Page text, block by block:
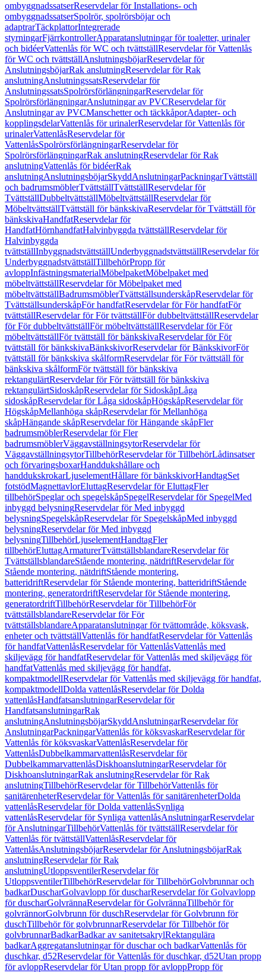
ombyggnadssatserReservdelar för Installations- och
ombyggnadssatserSpolrör, spolrörsböjar och
adaptrarTäckplattorIntegrerade
styrningarFjärrkontrollerApparatanslutningar för toaletter, urinaler
och bidéerVattenlås för WC och tvättställReservdelar för Vattenlås
för WC och tvättställAnslutningsböjarReservdelar för
AnslutningsböjarRak anslutningReservdelar för Rak
anslutningAnslutningssatsReservdelar för
AnslutningssatsSpolrörsförlängningarReservdelar för
SpolrörsförlängningarAnslutningar av PVCReservdelar för
Anslutningar av PVCManschetter och täckkåporAdapter- och
kopplingsdelarVattenlås för urinalerReservdelar för Vattenlås för
urinalerVattenlåsReservdelar för
VattenlåsSpolrörsförlängningarReservdelar för
SpolrörsförlängningarRak anslutningReservdelar för Rak
anslutningVattenlås för bidéerRak
anslutningAnslutningsböjarSkyddAnslutningarPackningarTvättställ
och badrumsmöblerTvättställTvättställReservdelar för
TvättställDubbeltvättställMöbeltvättställReservdelar för
MöbeltvättställTvättställ för bänkskivaReservdelar för Tvättställ för
bänkskivaHandfatReservdelar för
HandfatHörnhandfatHalvinbyggda tvättställReservdelar för
Halvinbyggda
tvättställInbyggnadstvättställUnderbyggnadstvättställReservdelar för
UnderbyggnadstvättställTillbehörPropp för
avloppInfästningsmaterialMöbelpaketMöbelpaket med
möbeltvättställReservdelar för Möbelpaket med
möbeltvättställBadrumsmöblerTvättställsunderskåpReservdelar för
TvättställsunderskåpFör handfatReservdelar för För handfatFör
tvättställReservdelar för För tvättställFör dubbeltvättställReservdelar
för För dubbeltvättställFör möbeltvättställReservdelar för För
möbeltvättställFör tvättställ för bänkskivaReservdelar för För
tvättställ för bänkskivaBänkskivorReservdelar för BänkskivorFör
tvättställ för bänkskiva skålformReservdelar för För tvättställ för
bänkskiva skålformFör tvättställ för bänkskiva
rektangulärtReservdelar för För tvättställ för bänkskiva
rektangulärtSidoskåpReservdelar för SidoskåpLåga
sidoskåpReservdelar för Låga sidoskåpHögskåpReservdelar för
HögskåpMellanhöga skåpReservdelar för Mellanhöga
skåpHängande skåpReservdelar för Hängande skåpFler
badrumsmöblerReservdelar för Fler
badrumsmöblerVäggavställningsytorReservdelar för
VäggavställningsytorTillbehörReservdelar för TillbehörLådinsatser
och förvaringsboxarHanddukshållare och
handdukskrokarLjuselementHållare för bänkskivorHandtagSet
fotstödMagnettavlorEluttagReservdelar för EluttagFler
tillbehörSpeglar och spegelskåpSpegelReservdelar för SpegelMed
inbyggd belysningReservdelar för Med inbyggd
belysningSpegelskåpReservdelar för SpegelskåpMed inbyggd
belysningReservdelar för Med inbyggd
belysningTillbehörLjuselementHandtagFler
tillbehörEluttagArmaturerTvättställsblandareReservdelar för
TvättställsblandareStående montering, nätdriftReservdelar för
Stående montering, nätdriftStående montering,
batteridriftReservdelar för Stående montering, batteridriftStående
montering, generatordriftReservdelar för Stående montering,
generatordriftTillbehörReservdelar för TillbehörFör
tvättställsblandareReservdelar för För
tvättställsblandareApparatanslutningar för tvättområde, köksvask,
enheter och tvättställVattenlås för handfatReservdelar för Vattenlås
för handfatVattenlåsReservdelar för VattenlåsVattenlås med
skiljevägg för handfatReservdelar för Vattenlås med skiljevägg för
handfatVattenlås med skiljevägg för handfat,
kompaktmodellReservdelar för Vattenlås med skiljevägg för handfat,
kompaktmodellDolda vattenlåsReservdelar för Dolda
vattenlåsHandfatsanslutningarReservdelar för
HandfatsanslutningarRak
anslutningAnslutningsböjarSkyddAnslutningarReservdelar för
AnslutningarPackningarVattenlås för köksvaskarReservdelar för
Vattenlås för köksvaskarVattenlåsReservdelar för
VattenlåsDubbelkammarvattenlåsReservdelar för
DubbelkammarvattenlåsDiskhoanslutningarReservdelar för
DiskhoanslutningarRak anslutningReservdelar för Rak
anslutningTillbehörReservdelar för TillbehörVattenlås för
sanitärenheterReservdelar för Vattenlås för sanitärenheterDolda
vattenlåsReservdelar för Dolda vattenlåsSynliga
vattenlåsReservdelar för Synliga vattenlåsAnslutningarReservdelar
för AnslutningarTillbehörVattenlås för tvättställReservdelar för
Vattenlås för tvättställVattenlåsReservdelar för
VattenlåsAnslutningsböjarReservdelar för AnslutningsböjarRak
anslutningReservdelar för Rak
anslutningUtloppsventilerReservdelar för
UtloppsventilerTillbehörReservdelar för TillbehörGolvbrunnar och
badkarDuscharGolvavlopp för duscharReservdelar för Golvavlopp
för duscharGolvrännaReservdelar för GolvrännaTillbehör för
golvrännorGolvbrunn för duschReservdelar för Golvbrunn för
duschTillbehör för golvbrunnarReservdelar för Tillbehör för
golvbrunnarBadkarBadkar av sanitetsakrylRektangulära
badkarAggregatanslutningar för duschar och badkarVattenlås för
duschkar, d52Reservdelar för Vattenlås för duschkar, d52Utan propp
för avloppReservdelar för Utan propp för avloppPropp för